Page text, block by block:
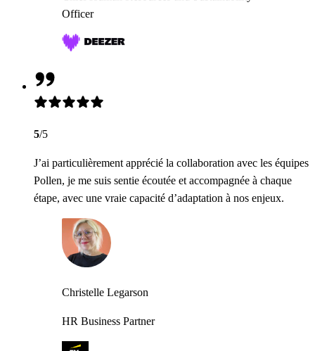
Officer
5/5
J’ai particulièrement apprécié la collaboration avec les équipes
Pollen, je me suis sentie écoutée et accompagnée à chaque
étape, avec une vraie capacité d’adaptation à nos enjeux.
Christelle Legarson
HR Business Partner